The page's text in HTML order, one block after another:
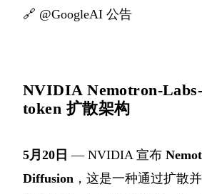
🔗 @GoogleAI 公告
NVIDIA Nemotron-
token 扩散架构
5月20日 — NVIDIA 宣布
Diffusion ，这是一种通过扩散